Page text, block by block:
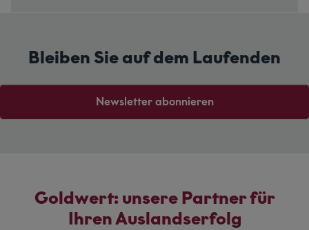
Bleiben Sie auf dem Laufenden
Newsletter abonnieren
Goldwert: unsere Partner für
Ihren Auslandserfolg